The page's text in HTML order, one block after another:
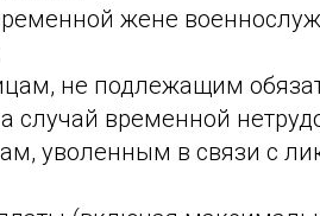
жене
не подлежащим
случай временной
уволенным в связи с